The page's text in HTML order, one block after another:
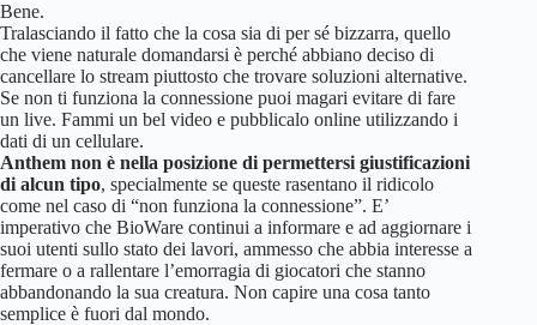
Bene.
Tralasciando il fatto che la cosa sia di per sé bizzarra, quello
che viene naturale domandarsi è perché abbiano deciso di
cancellare lo stream piuttosto che trovare soluzioni alternative.
Se non ti funziona la connessione puoi magari evitare di fare
un live. Fammi un bel video e pubblicalo online utilizzando i
dati di un cellulare.
Anthem non è nella posizione di permettersi giustificazioni
di alcun tipo, specialmente se queste rasentano il ridicolo
come nel caso di “non funziona la connessione”. E’
imperativo che BioWare continui a informare e ad aggiornare i
suoi utenti sullo stato dei lavori, ammesso che abbia interesse a
fermare o a rallentare l’emorragia di giocatori che stanno
abbandonando la sua creatura. Non capire una cosa tanto
semplice è fuori dal mondo.